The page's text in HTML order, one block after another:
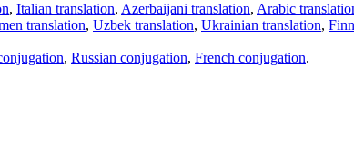
, Italian translation, Azerbaijani translation, Arabic
translation, Uzbek translation, Ukrainian translation,
, Russian conjugation, French conjugation.